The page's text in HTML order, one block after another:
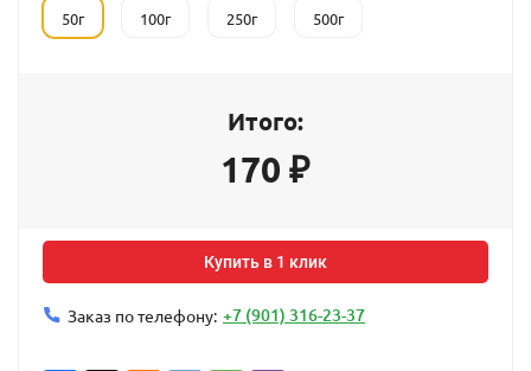
50г 100г 250г 500г
Итого:
170 ₽
Купить в 1 клик
Заказ по телефону: +7 (901) 316-23-37